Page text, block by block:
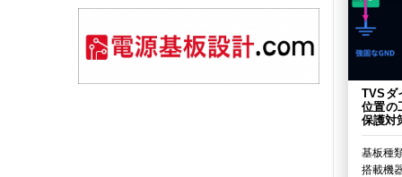
TVSダ
位置の
保護対
基板種
搭載機